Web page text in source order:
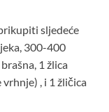
sljedeće
300-400
1 žlica
, i 1 žličica